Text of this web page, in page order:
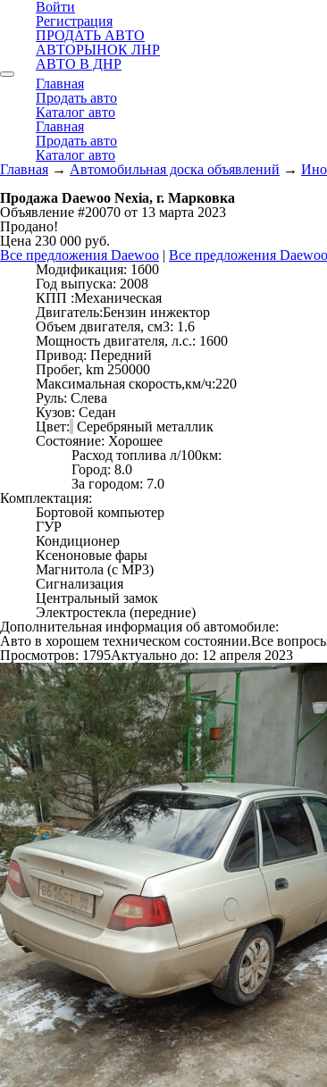
Войти
Регистрация
ПРОДАТЬ АВТО
АВТОРЫНОК ЛНР
АВТО В ДНР
Главная
Продать авто
Каталог авто
Главная
Продать авто
Каталог авто
Главная → Автомобильная доска объявлений →
Продажа Daewoo Nexia, г. Марковка
Объявление #20070 от 13 марта 2023
Продано!
Цена 230 000 руб.
Все предложения Daewoo | Все предложения
Модификация: 1б00
Год выпуска: 2008
КПП :Механическая
Двигатель:Бензин инжектор
Объем двигателя, см3: 1.6
Мощность двигателя, л.с.: 1600
Привод: Передний
Пробег, km 250000
Максимальная скорость,км/ч:220
Руль: Слева
Кузов: Седан
Цвет: Серебряный металлик
Состояние: Хорошее
Расход топлива л/100км:
Город: 8.0
За городом: 7.0
Комплектация:
Бортовой компьютер
ГУР
Кондиционер
Ксеноновые фары
Магнитола (с MP3)
Сигнализация
Центральный замок
Электростекла (передние)
Дополнительная информация об автомобиле:
Авто в хорошем техническом состоянии.Все
Просмотров: 1795Актуально до: 12 апреля 2023